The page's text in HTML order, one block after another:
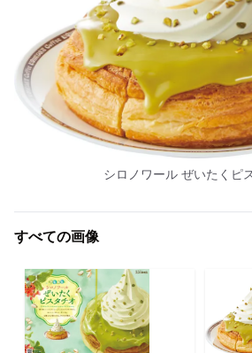
シロノワール ぜいたくピ
すべての画像